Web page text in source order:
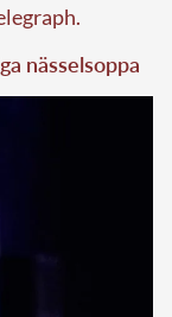
nässelsoppa